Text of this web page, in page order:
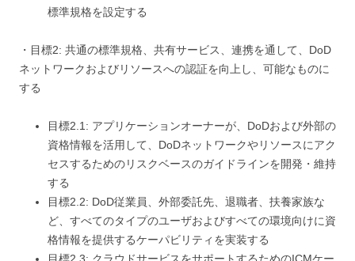
標準規格を設定する
・目標2: 共通の標準規格、共有サービス、連携を通して、DoD
ネットワークおよびリソースへの認証を向上し、可能なものに
する
目標2.1: アプリケーションオーナーが、DoDおよび外部の
資格情報を活用して、DoDネットワークやリソースにアク
セスするためのリスクベースのガイドラインを開発・維持
する
目標2.2: DoD従業員、外部委託先、退職者、扶養家族な
ど、すべてのタイプのユーザおよびすべての環境向けに資
格情報を提供するケーパビリティを実装する
目標2.3: クラウドサービスをサポートするためのICMケー